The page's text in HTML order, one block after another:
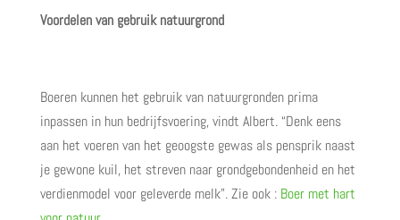
Voordelen van gebruik natuurgrond
Boeren kunnen het gebruik van natuurgronden prima
inpassen in hun bedrijfsvoering, vindt Albert. “Denk eens
aan het voeren van het geoogste gewas als pensprik naast
je gewone kuil, het streven naar grondgebondenheid en het
verdienmodel voor geleverde melk”. Zie ook : Boer met hart